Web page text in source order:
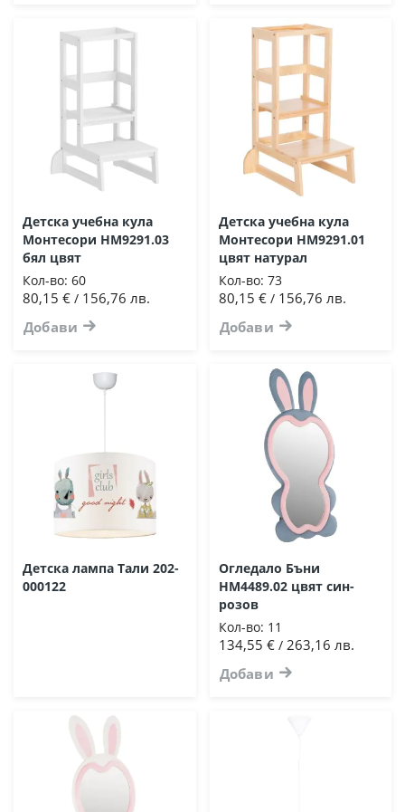
Детска учебна кула
Монтесори HM9291.03
бял цвят
Кол-во: 60
80,15 € / 156,76 лв.
Добави
Детска учебна кула
Монтесори HM9291.01
цвят натурал
Кол-во: 73
80,15 €/ 156,76 лв.
Добави
Детска лампа Тали 202-
000122
Огледало Бъни
HM4489.02 цвят син-
розов
Кол-во: 11
134,55 €/ 263,16 лв.
Добави